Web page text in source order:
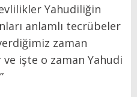
Yahudiliğin
anlamlı tecrübeler
zaman
işte o zaman Yahudi